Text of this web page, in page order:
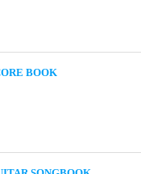
BOOK